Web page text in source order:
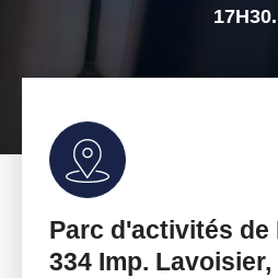
17H30.
Parc d'activités de
334 Imp. Lavoisier,